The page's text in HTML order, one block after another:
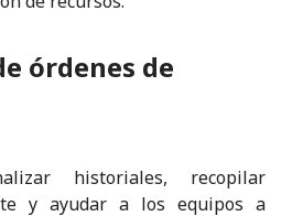
órdenes de
historiales, recopilar
y ayudar a los equipos a